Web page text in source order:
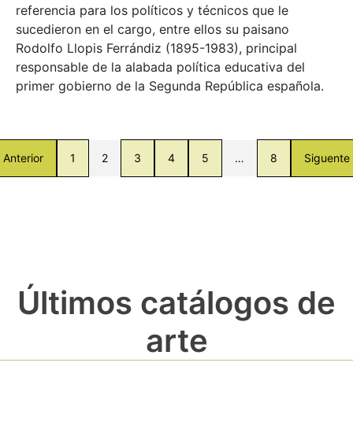
referencia para los políticos y técnicos que le
sucedieron en el cargo, entre ellos su paisano
Rodolfo Llopis Ferrándiz (1895-1983), principal
responsable de la alabada política educativa del
primer gobierno de la Segunda República española.
Anterior 1 2 3 4 5 … 8 Siguente
Últimos catálogos de
arte